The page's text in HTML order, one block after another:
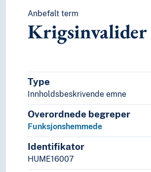
Husokkupanter
Hvite personer
Idrettsutøvere
Informanter
Innflyttere
Innsatte
Institusjonaliserte personer
Instruktører
Intellektuelle
Interessenter
Interseksuelle personer
Anbefalt term
Krigsinvalider
Type
Innholdsbeskrivende emne
Overordnede begreper
Funksjonshemmede
Identifikator
HUME16007